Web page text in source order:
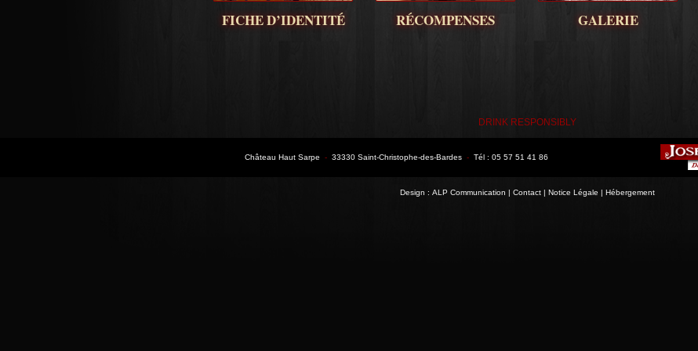
FICHE D’IDENTITÉ RÉCOMPENSES GALERIE
DRINK RESPONSIBLY
Château Haut Sarpe - 33330 Saint-Christophe-des-Bardes - Tél : 05 57 51 41 86
Design : ALP Communication | Contact| Notice Légale | Hébergement